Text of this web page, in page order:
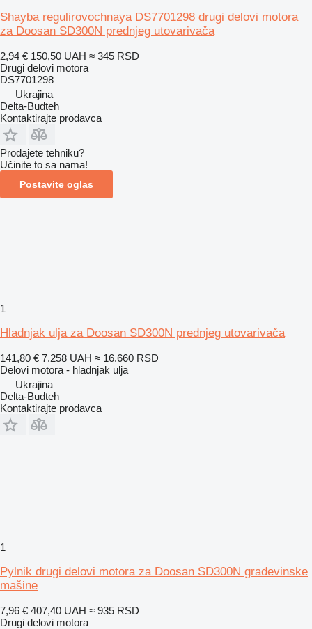
Shayba regulirovochnaya DS7701298 drugi delovi motora
za Doosan SD300N prednjeg utovarivača
2,94 € 150,50 UAH ≈ 345 RSD
Drugi delovi motora
DS7701298
Ukrajina
Delta-Budteh
Kontaktirajte prodavca
Prodajete tehniku?
Učinite to sa nama!
Postavite oglas
1
Hladnjak ulja za Doosan SD300N prednjeg utovarivača
141,80 € 7.258 UAH ≈ 16.660 RSD
Delovi motora - hladnjak ulja
Ukrajina
Delta-Budteh
Kontaktirajte prodavca
1
Pylnik drugi delovi motora za Doosan SD300N građevinske
mašine
7,96 € 407,40 UAH ≈ 935 RSD
Drugi delovi motora